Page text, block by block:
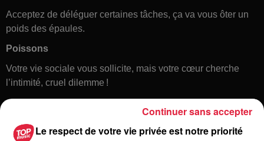
Acceptez de déléguer certaines tâches, ça va vous ôter un
poids des épaules.
Poissons
Votre vie sociale vous sollicite, mais votre cœur cherche
l’intimité, cruel dilemme !
Le respect de votre vie privée est notre priorité
Continuer sans accepter